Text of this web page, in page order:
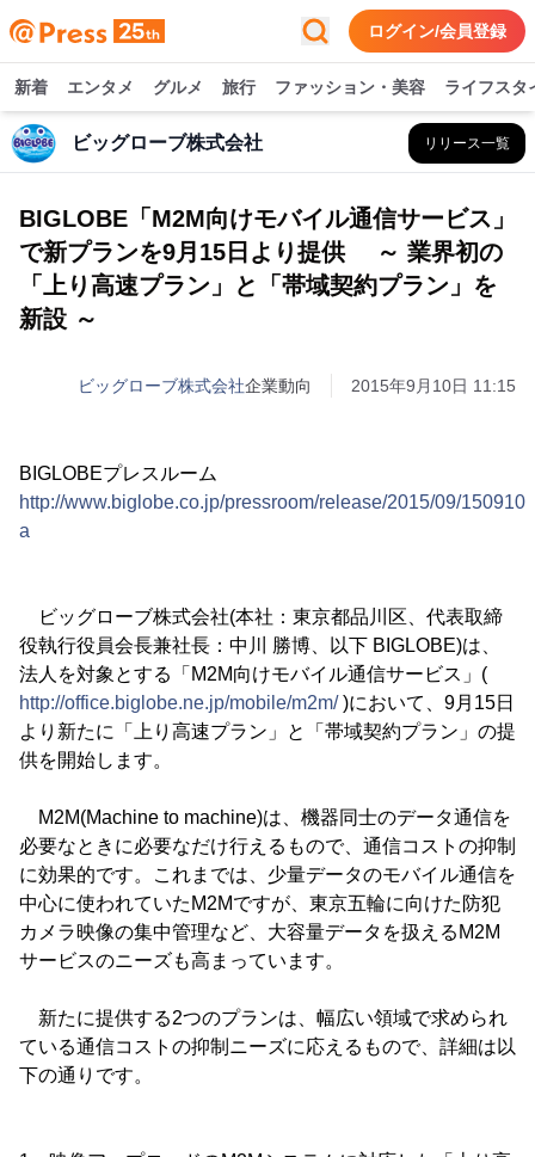
ログイン/会員登録
新着 エンタメ グルメ 旅行 ファッション・美容 ライフスタ
ビッグローブ株式会社 リリース一覧
BIGLOBE「M2M向けモバイル通信サービス」
で新プランを9月15日より提供 ～ 業界初の
「上り高速プラン」と「帯域契約プラン」を
新設 ～
ビッグローブ株式会社企業動向 2015年9月10日 11:15
BIGLOBEプレスルーム
http://www.biglobe.co.jp/pressroom/release/2015/09/150910-
a
ビッグローブ株式会社(本社：東京都品川区、代表取締
役執行役員会長兼社長：中川 勝博、以下 BIGLOBE)は、
法人を対象とする「M2M向けモバイル通信サービス」(
http://office.biglobe.ne.jp/mobile/m2m/)において、9月15日
より新たに「上り高速プラン」と「帯域契約プラン」の提
供を開始します。
M2M(Machine to machine)は、機器同士のデータ通信を
必要なときに必要なだけ行えるもので、通信コストの抑制
に効果的です。これまでは、少量データのモバイル通信を
中心に使われていたM2Mですが、東京五輪に向けた防犯
カメラ映像の集中管理など、大容量データを扱えるM2M
サービスのニーズも高まっています。
新たに提供する2つのプランは、幅広い領域で求められ
ている通信コストの抑制ニーズに応えるもので、詳細は以
下の通りです。